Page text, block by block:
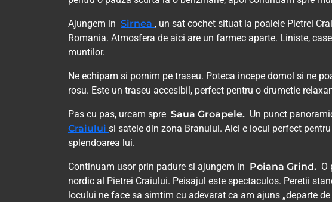
Ajungem in Sirnea , un sat cochet situat la poalele Pietrei
Romania. Atmosfera de aici are un farmec aparte. Liniste,
muntilor.
Ne echipam si pornim pe traseu. Poteca incepe domol si ne
rosu. Este un traseu accesibil, perfect pentru o drumetie
Pas cu pas, urcam spre Saua Groapele. Un punct
Craiului si satele din zona Branului. Aici e locul perfect
splendoarea lui.
Continuam usor prin padure si ajungem in Poiana Grind. O
nordic al Pietrei Craiului. Peisajul este spectaculos. Peretii
locului ne face sa simtim cu adevarat ca am ajuns „departe de